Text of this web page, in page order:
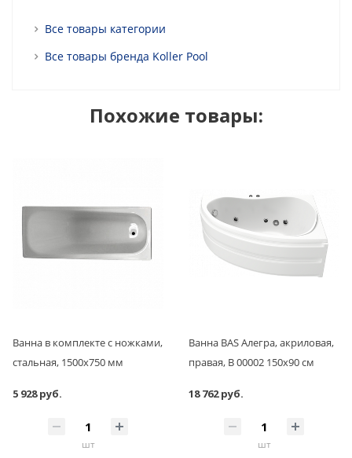
Все товары категории
Все товары бренда Koller Pool
Похожие товары:
Ванна в комплекте с ножками,
стальная, 1500x750 мм
5 928 руб.
шт
Ванна BAS Алегра, акриловая,
правая, В 00002 150х90 см
18 762 руб.
шт